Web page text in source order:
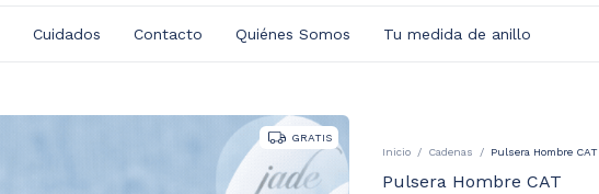
Cuidados Contacto Quiénes Somos Tu medida de anillo
GRATIS
Inicio
/ Cadenas / Pulsera Hombre CAT
Pulsera Hombre CAT